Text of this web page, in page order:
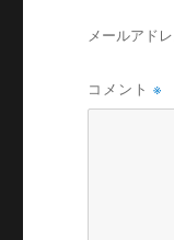
メールアド
コメント※